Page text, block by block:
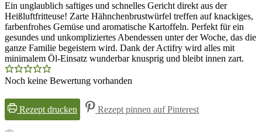
Ein unglaublich saftiges und schnelles Gericht direkt aus der
Heißluftfritteuse! Zarte Hähnchenbrustwürfel treffen auf knackiges,
farbenfrohes Gemüse und aromatische Kartoffeln. Perfekt für ein
gesundes und unkompliziertes Abendessen unter der Woche, das die
ganze Familie begeistern wird. Dank der Actifry wird alles mit
minimalem Öl-Einsatz wunderbar knusprig und bleibt innen zart.
Noch keine Bewertung vorhanden
Rezept drucken Rezept pinnen auf Pinterest